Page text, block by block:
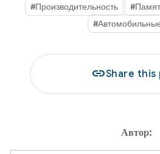
#Производительность
linkShare this
Автор: